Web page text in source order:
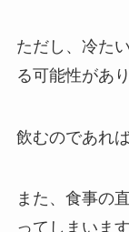
ただし、冷た
る可能性があり
飲むのであれ
また、食事の
ってしまいます